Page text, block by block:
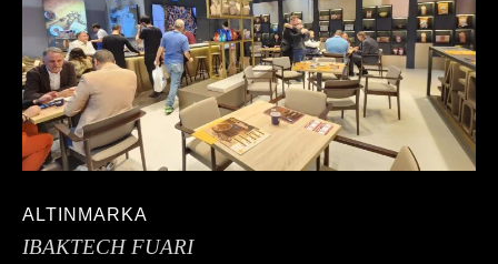
ALTINMARKA
IBAKTECH FUARI